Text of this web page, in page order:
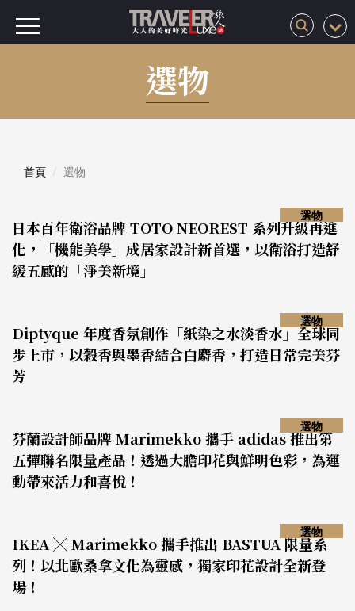
選物
首頁 選物
日本百年衛浴品牌 TOTO NEOREST 系列升級再進
化，「機能美學」成居家設計新首選，以衛浴打造舒
緩五感的「淨美新境」
選物
Diptyque 年度香氛創作「紙染之水淡香水」全球同
步上市，以穀香與墨香結合白麝香，打造日常完美芬
芳
選物
芬蘭設計師品牌 Marimekko 攜手 adidas 推出第
五彈聯名限量產品！透過大膽印花與鮮明色彩，為運
動帶來活力和喜悅！
選物
IKEA ╳ Marimekko 攜手推出 BASTUA 限量系
列！以北歐桑拿文化為靈感，獨家印花設計全新登
場！
選物